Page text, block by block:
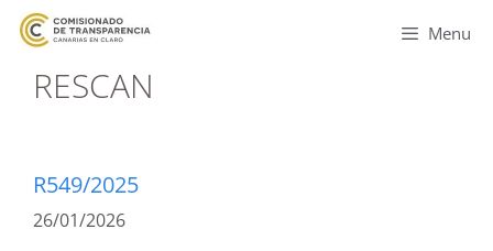
Menu
RESCAN
R549/2025
26/01/2026